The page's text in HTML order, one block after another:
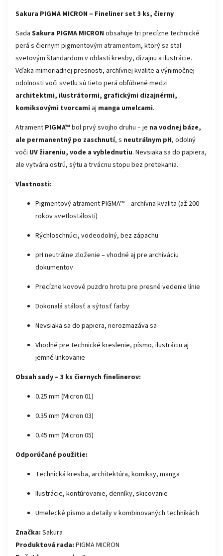
Sakura PIGMA MICRON – Fineliner set 3 ks, čierny
Sada Sakura PIGMA MICRON obsahuje tri precízne technické
perá s čiernym pigmentovým atramentom, ktorý sa stal
svetovým štandardom v oblasti kresby, dizajnu a ilustrácie.
Vďaka mimoriadnej presnosti, archívnej kvalite a výnimočnej
odolnosti voči svetlu sú tieto perá obľúbené medzi
architektmi, ilustrátormi, grafickými dizajnérmi,
komiksovými tvorcami aj manga umelcami.
Atrament PIGMA™bol prvý svojho druhu – je na vodnej báze,
ale permanentný po zaschnutí, s neutrálnym pH, odolný
voči UV žiareniu, vode a vyblednutiu. Nevsiaka sa do papiera,
ale vytvára ostrú, sýtu a trvácnu stopu bez pretekania.
Vlastnosti:
Pigmentový atrament PIGMA™ – archívna kvalita (až 200
rokov svetlostálosti)
Rýchloschnúci, vodeodolný, bez zápachu
pH neutrálne zloženie – vhodné aj pre archiváciu
dokumentov
Precízne kovové puzdro hrotu pre presné vedenie línie
Dokonalá stálosť a sýtosť farby
Nevsiaka sa do papiera, nerozmazáva sa
Vhodné pre technické kreslenie, písmo, ilustráciu aj
jemné linkovanie
Obsah sady – 3 ks čiernych finelinerov:
0.25 mm (Micron 01)
0.35 mm (Micron 03)
0.45 mm (Micron 05)
Odporúčané použitie:
Technická kresba, architektúra, komiksy, manga
Ilustrácie, kontúrovanie, denníky, skicovanie
Umelecké písmo a detaily v kombinovaných technikách
Značka: Sakura
Produktová rada: PIGMA MICRON